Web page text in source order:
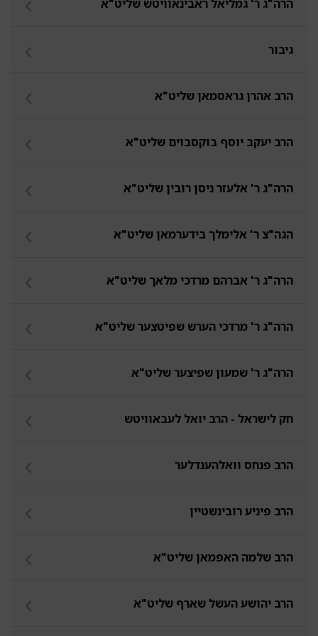
הרה"ג ר' גמליאל ראבינאוויטש שליט"א
גיבור
הרב אהרן גראסמאן שליט"א
הרב יעקב יוסף בוקסבוים שליט"א
הרה"ג ר' אלעזר ניסן רובין שליט"א
הגה"צ ר' אלימלך בידערמאן שליט"א
הרה"ג ר' אברהם מרדכי מלאך שליט"א
הרה"ג ר' מרדכי הערש שפיטצער שליט"א
הרה"ג ר' שמעון שפיצער שליט"א
חק לישראל - הרב יואל לעבאוויטש
הרב פנחס וואלהענדלער
הרב פיניע רובינשטיין
הרב שלמה האפמאן שליט"א
הרב יהושע העשל שארף שליט"א